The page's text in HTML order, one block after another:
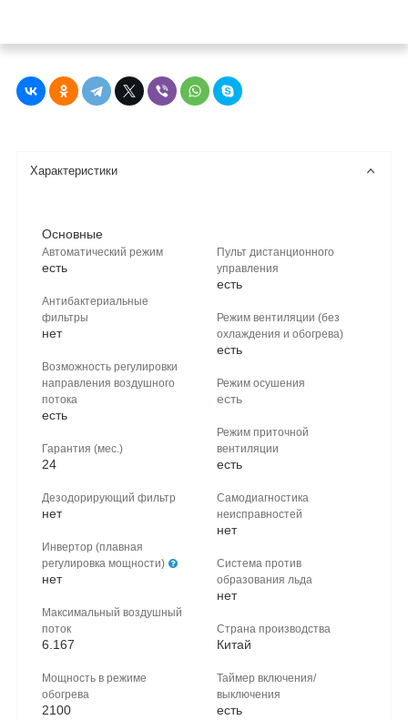
Характеристики
Основные
Автоматический режим
есть
Антибактериальные
фильтры
нет
Возможность регулировки
направления воздушного
потока
есть
Гарантия (мес.)
24
Дезодорирующий фильтр
нет
Инвертор (плавная
регулировка мощности)
нет
Максимальный воздушный
поток
6.167
Мощность в режиме
обогрева
2100
Пульт дистанционного
управления
есть
Режим вентиляции (без
охлаждения и обогрева)
есть
Режим осушения
есть
Режим приточной
вентиляции
есть
Самодиагностика
неисправностей
нет
Система против
образования льда
нет
Страна производcтва
Китай
Таймер включения/
выключения
есть